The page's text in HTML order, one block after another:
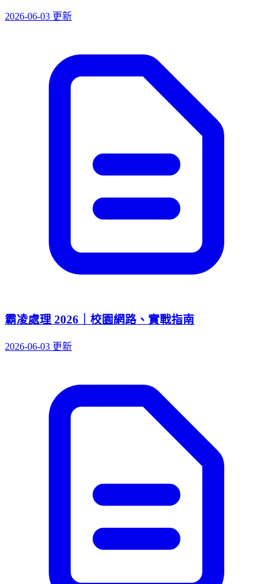
2026-06-03 更新
霸凌處理 2026｜校園網路、實戰指南
2026-06-03 更新